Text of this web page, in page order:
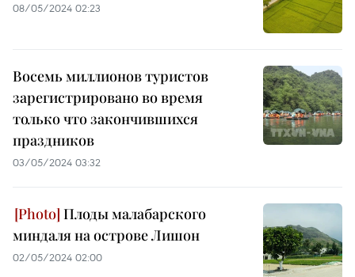
08/05/2024 02:23
Восемь миллионов туристов
зарегистрировано во время
только что закончившихся
праздников
03/05/2024 03:32
Плоды малабарского
миндаля на острове Лишон
02/05/2024 02:00